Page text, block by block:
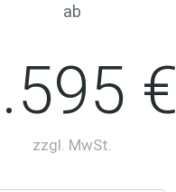
ab
€
zzgl. MwSt.